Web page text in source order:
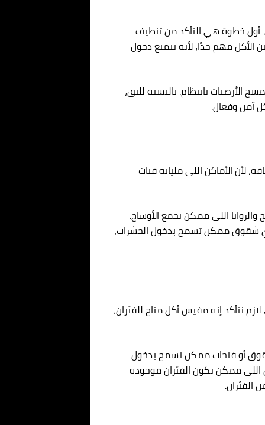
أول خطوة هي التأكد من تنظيف
الأكل مهم جدًا، لأنه بيمنع دخول
بانتظام. بالنسبة للبق،
آمن وفعال.
لأن الأماكن اللي مليانة فتات
اللي ممكن تجمع الأوساخ.
أي شقوق ممكن تسمح بدخول الحشرات،
نتأكد إنه مفيش أكل متاح للفئران،
شقوق أو فتحات ممكن تسمح بدخول
اللي ممكن تكون الفئران موجودة